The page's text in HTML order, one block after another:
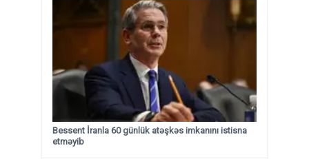
Bessent İranla 60 günlük atəşkəs imkanını istisna
etməyib